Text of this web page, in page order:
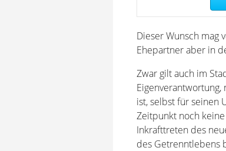
Dieser Wunsch mag
Ehepartner aber in
Zwar gilt auch im
ist, selbst für seinen
Zeitpunkt noch
Inkrafttreten des
des Getrenntlebens